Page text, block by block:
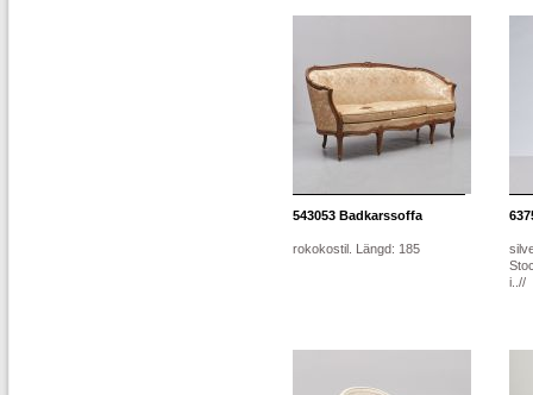
543053 Badkarssoffa
rokokostil. Längd: 185
i..//